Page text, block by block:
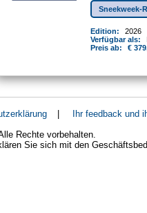
Sneekweek-
Edition:
2026
Verfügbar als:
Preis ab:
€
|
Ihr feedback und
Rechte vorbehalten.
Sie sich mit den